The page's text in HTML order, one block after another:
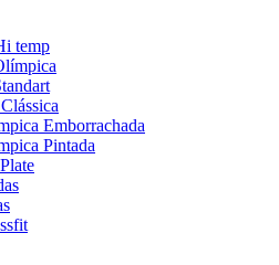
temp
Emborrachada
Pintada